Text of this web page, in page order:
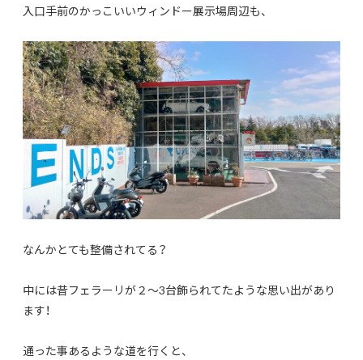
入口手前のかっこいいウィンドー展示場周辺も、
なんかとても整備されてる？
中には昔フェラーリが２～3台飾られてたような思い出があり
ます！
通った事あるような道を行くと、